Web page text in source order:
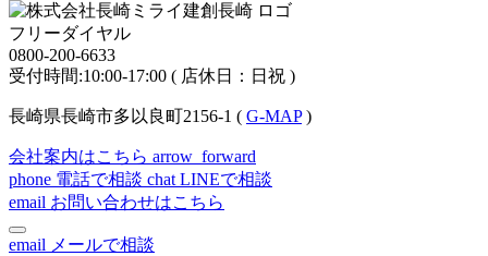
フリーダイヤル
0800-200-6633
受付時間:10:00-17:00 ( 店休日：日祝 )
長崎県長崎市多以良町2156-1 ( G-MAP)
会社案内はこちら arrow_forward
phone 電話で相談 chat LINEで相談
email お問い合わせはこちら
email メールで相談